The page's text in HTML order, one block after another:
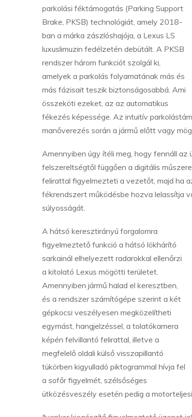
parkolási féktámogatás (Parking Support
Brake, PKSB) technológiát, amely 2018-
ban a márka zászlóshajója, a Lexus LS
luxuslimuzin fedélzetén debütált. A PKSB
rendszer három funkciót szolgál ki,
amelyek a parkolás folyamatának más és
más fázisait teszik biztonságosabbá. Ami
összeköti ezeket, az az automatikus
fékezés képessége. Az intuitív
manőverezés során a jármű előtt vagy
Amennyiben úgy ítéli meg, hogy fennáll az
felszereltségtől függően a digitális
felirattal figyelmezteti a vezetőt, majd ha
fékrendszert működésbe hozva lelassítja
súlyosságát.
A hátsó keresztirányú forgalomra
figyelmeztető funkció a hátsó lökhárító
sarkainál elhelyezett radarokkal ellenőrzi
a kitolató Lexus mögötti területet.
Amennyiben jármű halad el keresztben,
és a rendszer számítógépe szerint a két
gépkocsi veszélyesen megközelítheti
egymást, hangjelzéssel, a tolatókamera
képén felvillantó felirattal, illetve a
megfelelő oldali külső visszapillantó
tükörben kigyulladó piktogrammal hívja fel
a sofőr figyelmét, szélsőséges
ütközésveszély esetén pedig a